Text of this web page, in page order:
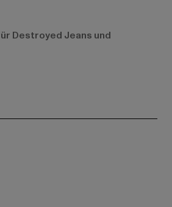
Destroyed Jeans und